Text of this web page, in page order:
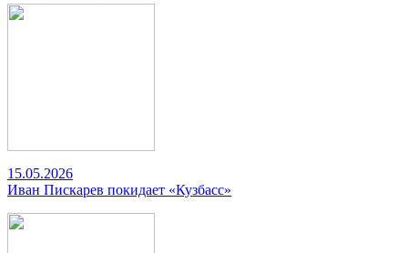
15.05.2026
Иван Пискарев покидает «Кузбасс»